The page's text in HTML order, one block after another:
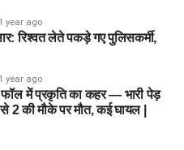
1 year ago
रिश्वत लेते पकड़े गए पुलिसकर्मी,
1 year ago
फॉल में प्रकृति का कहर — भारी पेड़
2 की मौके पर मौत, कई घायल |